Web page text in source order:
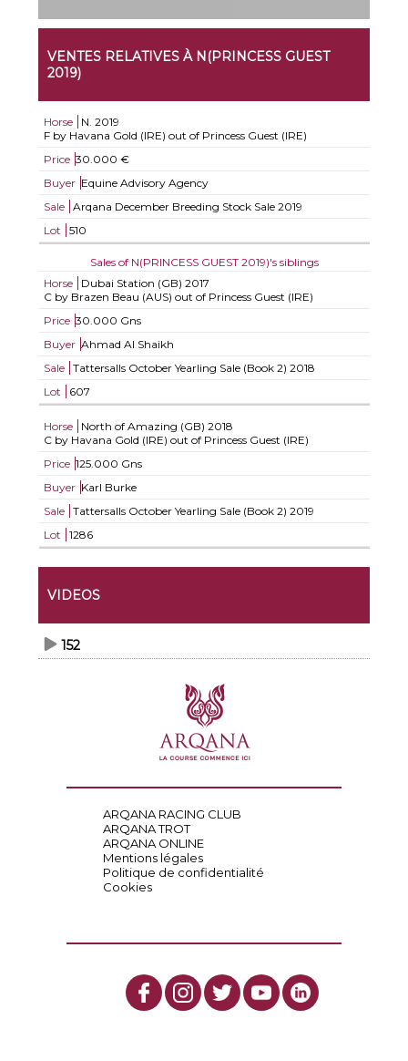
VENTES RELATIVES À N(PRINCESS GUEST
2019)
Horse N. 2019
F by Havana Gold (IRE) out of Princess Guest (IRE)
Price 30.000 €
Buyer Equine Advisory Agency
Sale
Arqana December Breeding Stock Sale 2019
Lot
510
Sales of N(PRINCESS GUEST 2019)'s siblings
Horse
Dubai Station (GB) 2017
C by Brazen Beau (AUS) out of Princess Guest (IRE)
Price 30.000 Gns
Buyer Ahmad Al Shaikh
Sale
Tattersalls October Yearling Sale (Book 2) 2018
Lot
607
Horse North of Amazing (GB) 2018
C by Havana Gold (IRE) out of Princess Guest (IRE)
Price 125.000 Gns
Buyer Karl Burke
Sale
Tattersalls October Yearling Sale (Book 2) 2019
Lot
1286
VIDEOS
152
ARQANA RACING CLUB
ARQANA TROT
ARQANA ONLINE
Mentions légales
Politique de confidentialité
Cookies